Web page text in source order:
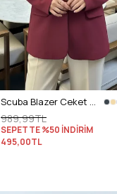
Scuba Blazer Ceket 2272 - BORDO
989,99TL
SEPETTE %50 İNDİRİM
495,00TL